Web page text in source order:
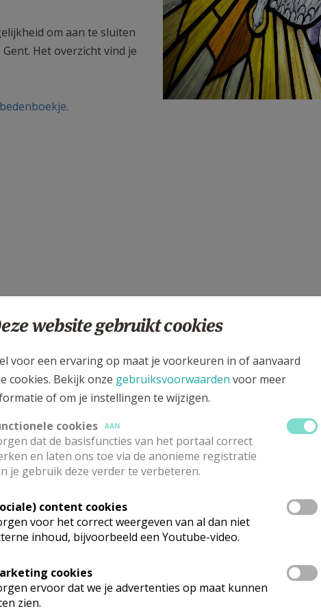
om aan te sluiten
Het overzicht vind je
.
met de woorden van de pinkstersequentie.
er meer over.
'ongewone smeekbeden tot de heilige Geest'?
website gebruikt cookies
voor een ervaring op maat je voorkeuren in of aanvaard
cookies. Bekijk onze gebruiksvoorwaarden voor meer
of om je instellingen te wijzigen.
cookies
AAN
dat de basisfuncties van het portaal correct
en laten ons toe via de anonieme registratie
je gebruik deze verder te verbeteren.
content cookies
voor het correct weergeven van al dan niet
inhoud, bijvoorbeeld een Youtube-video.
cookies
ervoor dat we je advertenties op maat kunnen
zien.